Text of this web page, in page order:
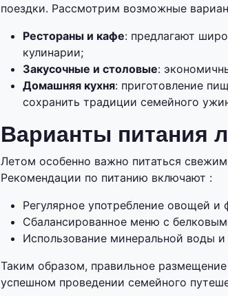
поездки. Рассмотрим возможные
Рестораны и кафе: предлагают
кулинарии;
Закусочные и столовые:
Домашняя кухня: приготовление
сохранить традиции семейного
Варианты питания
Летом особенно важно питаться
Рекомендации по питанию включают :
Регулярное употребление овощей и
Сбалансированное меню с
Использование минеральной воды и
Таким образом, правильное
успешном проведении семейного